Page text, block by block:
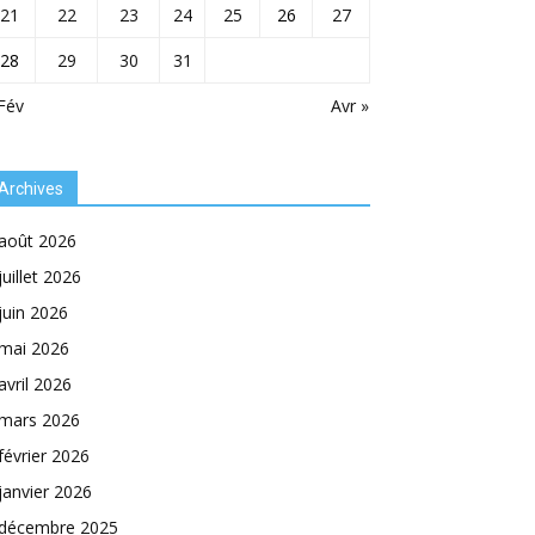
Avr »
21 22 23 24 25 26
27
28
29 30 31
2026
2026
2026
2026
2026
2026
2026
2026
2025